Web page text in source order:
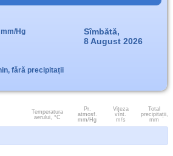
Hg
fără precipitații
Sîmbătă,
8 August 2026
Temperatura
aerului, °C
Pr.
atmosf.
mm/Hg
Viteza
vînt.
m/s
Total
precipitații,
mm